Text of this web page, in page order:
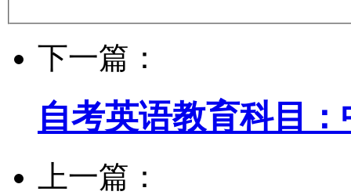
下一篇：
自考英语教育科目
上一篇：